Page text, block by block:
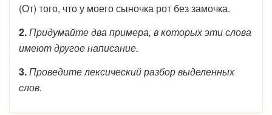
(От) того, что у моего сыночка рот без замочка.
2.Придумайте два примера, в которых эти слова
имеют другое написание.
3.Проведите лексический разбор выделенных
слов.